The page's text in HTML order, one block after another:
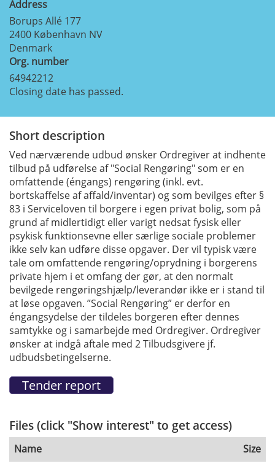
Address
Borups Allé 177
2400 København NV
Denmark
Org. number
64942212
Closing date has passed.
Short description
Ved nærværende udbud ønsker Ordregiver at indhente
tilbud på udførelse af "Social Rengøring" som er en
omfattende (éngangs) rengøring (inkl. evt.
bortskaffelse af affald/inventar) og som bevilges efter §
83 i Serviceloven til borgere i egen privat bolig, som på
grund af midlertidigt eller varigt nedsat fysisk eller
psykisk funktionsevne eller særlige sociale problemer
ikke selv kan udføre disse opgaver. Der vil typisk være
tale om omfattende rengøring/oprydning i borgerens
private hjem i et omfang der gør, at den normalt
bevilgede rengøringshjælp/leverandør ikke er i stand til
at løse opgaven. ”Social Rengøring” er derfor en
éngangsydelse der tildeles borgeren efter dennes
samtykke og i samarbejde med Ordregiver. Ordregiver
ønsker at indgå aftale med 2 Tilbudsgivere jf.
udbudsbetingelserne.
Files (click "Show interest" to get access)
Name
Size